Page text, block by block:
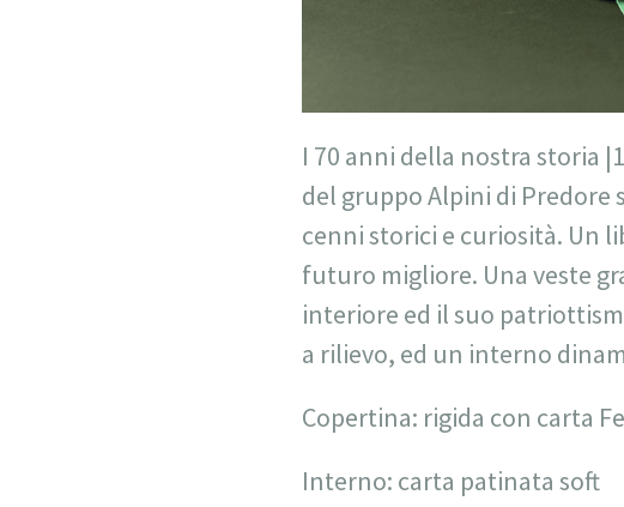
I 70 anni della nostra storia
del gruppo Alpini di Predore
cenni storici e curiosità. Un
futuro migliore. Una veste
interiore ed il suo
a rilievo, ed un interno
Copertina: rigida con carta
Interno: carta patinata soft